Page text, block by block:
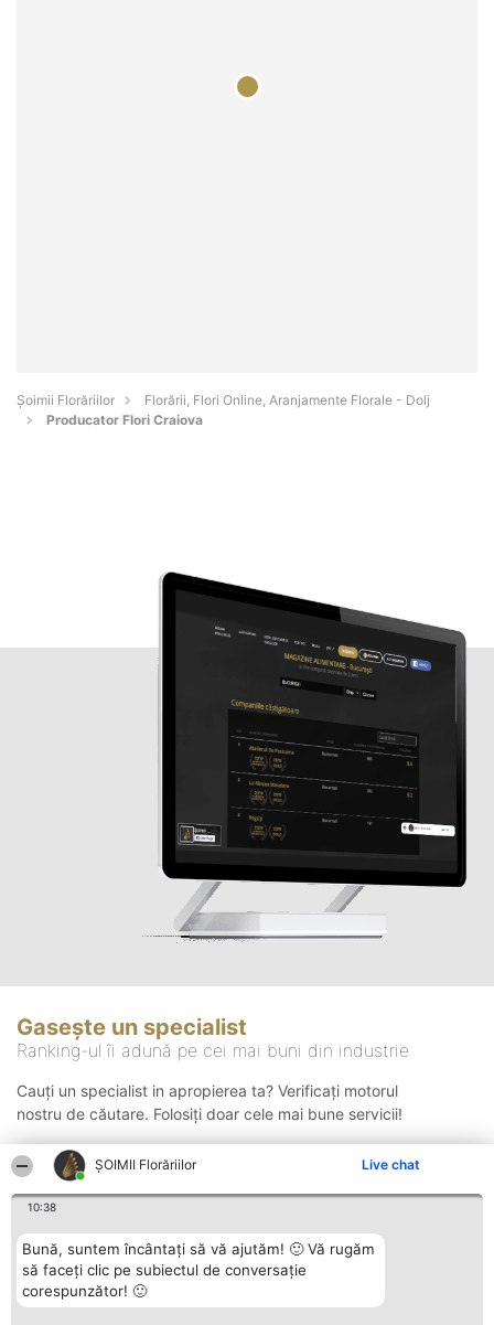
ȘOIMII Florăriilor Live chat
10:38
Bună, suntem încântați să vă ajutăm! 🙂 Vă rugăm
să faceți clic pe subiectul de conversație
corespunzător! 🙂
Șoimii Florăriilor
Florării, Flori Online, Aranjamente Florale - Dolj
Producator Flori Craiova
Gasește un specialist
Ranking-ul îi adună pe cei mai buni din industrie
Cauți un specialist in apropierea ta? Verificați motorul
nostru de căutare. Folosiți doar cele mai bune servicii!